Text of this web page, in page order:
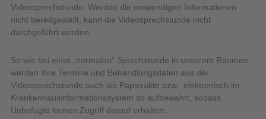
Videosprechstunde. Werden die notwendigen Informationen
nicht bereitgestellt, kann die Videosprechstunde nicht
durchgeführt werden.
So wie bei einer „normalen“ Sprechstunde in unserem Räumen
werden Ihre Termine und Behandlungsdaten aus der
Videosprechstunde auch als Papierakte bzw. elektronisch im
Krankenhausinformationssystem so aufbewahrt, sodass
Unbefugte keinen Zugriff darauf erhalten.